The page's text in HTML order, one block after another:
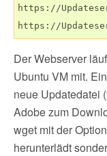
https://
https://
Der Webserver
Ubuntu VM mit.
neue Updatedatei
Adobe zum
wget mit der
herunterlädt